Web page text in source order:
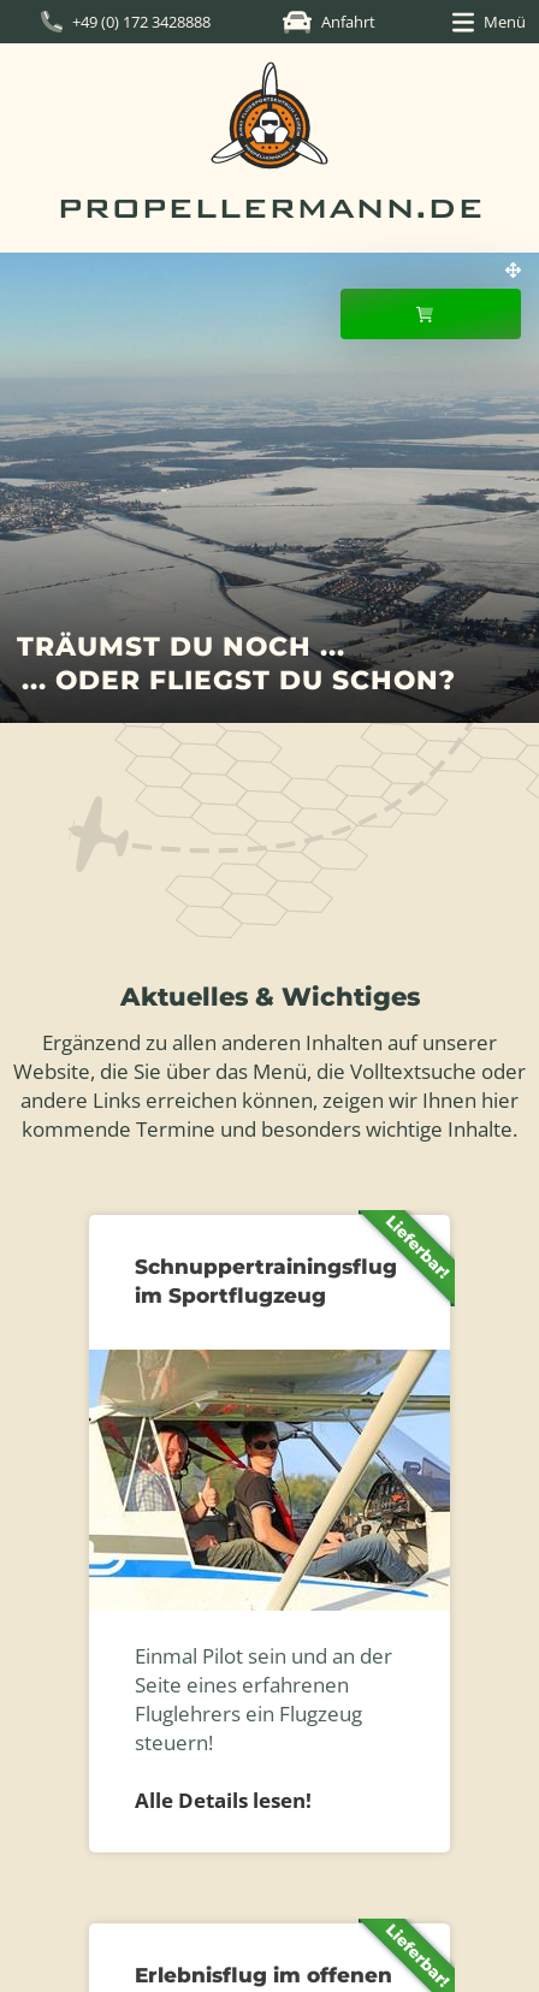
+49 (0) 172 3428888 Anfahrt Menü
PROPELLERMANN.DE
TRÄUMST DU NOCH ...
... ODER FLIEGST DU SCHON?
Aktuelles & Wichtiges
Ergänzend zu allen anderen Inhalten auf unserer
Website, die Sie über das Menü, die Volltextsuche oder
andere Links erreichen können, zeigen wir Ihnen hier
kommende Termine und besonders wichtige Inhalte.
Schnuppertrainingsflug
im Sportflugzeug
Einmal Pilot sein und an der
Seite eines erfahrenen
Fluglehrers ein Flugzeug
steuern!
Alle Details lesen!
Erlebnisflug im offenen